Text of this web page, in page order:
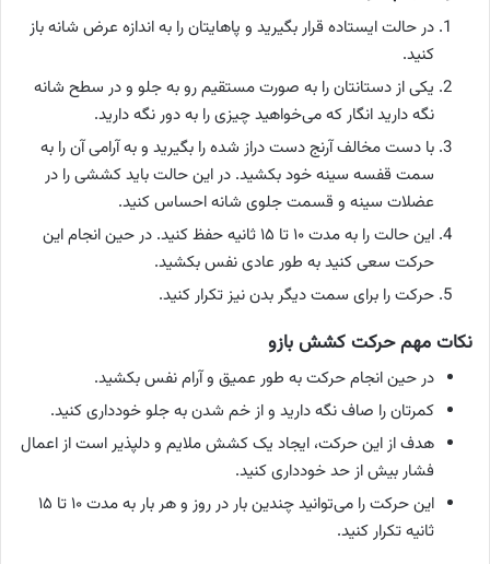
در حالت ایستاده قرار بگیرید و پاهایتان را به اندازه عرض شانه باز
کنید.
یکی از دستانتان را به صورت مستقیم رو به جلو و در سطح شانه
نگه دارید انگار که می‌خواهید چیزی را به دور نگه دارید.
با دست مخالف آرنج دست دراز شده را بگیرید و به آرامی آن را به
سمت قفسه سینه خود بکشید. در این حالت باید کششی را در
عضلات سینه و قسمت جلوی شانه احساس کنید.
این حالت را به مدت ۱۰ تا ۱۵ ثانیه حفظ کنید. در حین انجام این
حرکت سعی کنید به طور عادی نفس بکشید.
حرکت را برای سمت دیگر بدن نیز تکرار کنید.
نکات مهم حرکت کشش بازو
در حین انجام حرکت به طور عمیق و آرام نفس بکشید.
کمرتان را صاف نگه دارید و از خم شدن به جلو خودداری کنید.
هدف از این حرکت، ایجاد یک کشش ملایم و دلپذیر است از اعمال
فشار بیش از حد خودداری کنید.
این حرکت را می‌توانید چندین بار در روز و هر بار به مدت ۱۰ تا ۱۵
ثانیه تکرار کنید.